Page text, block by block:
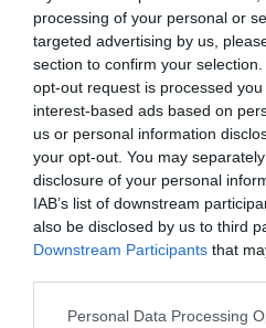
processing of your personal or
targeted advertising by us,
section to confirm your
opt-out request is processed
interest-based ads based on
us or personal information
your opt-out. You may
disclosure of your personal
IAB’s list of downstream
also be disclosed by us to third
Downstream Participants that
Please note that this website/
Personal Data Processing
Tankesmedjan
plan för Sverige